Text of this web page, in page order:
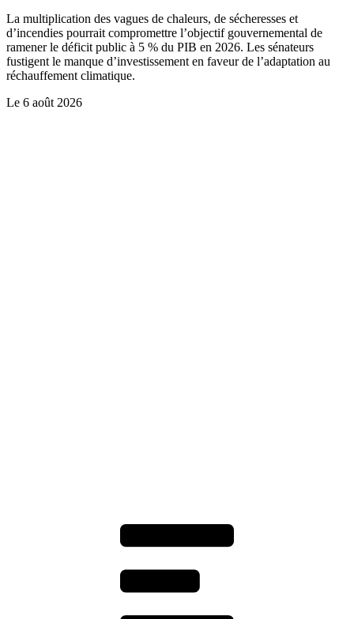
La multiplication des vagues de chaleurs, de sécheresses et
d’incendies pourrait compromettre l’objectif gouvernemental de
ramener le déficit public à 5 % du PIB en 2026. Les sénateurs
fustigent le manque d’investissement en faveur de l’adaptation au
réchauffement climatique.
Le 6 août 2026